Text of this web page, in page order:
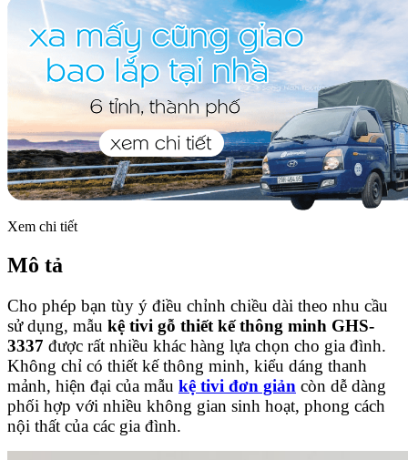
Xem chi tiết
Mô tả
Cho phép bạn tùy ý điều chỉnh chiều dài theo nhu cầu
sử dụng, mẫu kệ tivi gỗ thiết kế thông minh GHS-
3337 được rất nhiều khác hàng lựa chọn cho gia đình.
Không chỉ có thiết kế thông minh, kiểu dáng thanh
mảnh, hiện đại của mẫu kệ tivi đơn giản còn dễ dàng
phối hợp với nhiều không gian sinh hoạt, phong cách
nội thất của các gia đình.